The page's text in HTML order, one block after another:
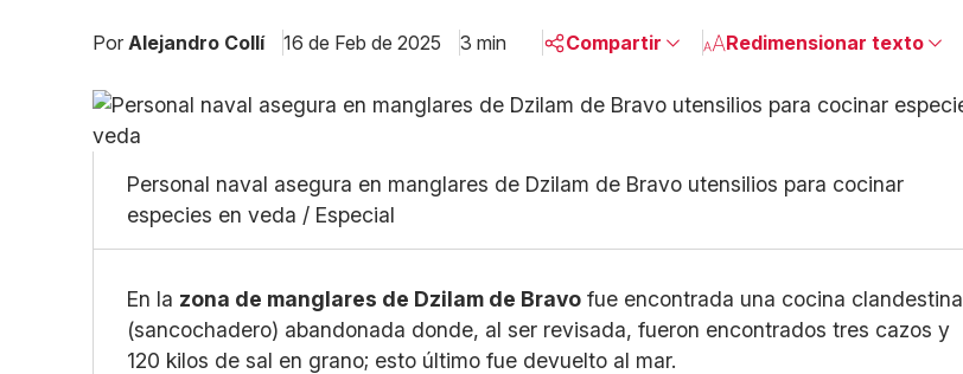
Por Alejandro Collí 16 de Feb de 2025 3 min Compartir
Linkedin
X
Whatsapp
Redimensionar texto
Pequeño
Personal naval asegura en manglares de Dzilam de Bravo utensilios para cocinar
especies en veda / Especial
En la zona de manglares de Dzilam de Bravo fue encontrada una cocina clandestina
(sancochadero) abandonada donde, al ser revisada, fueron encontrados tres cazos y
120 kilos de sal en grano; esto último fue devuelto al mar.